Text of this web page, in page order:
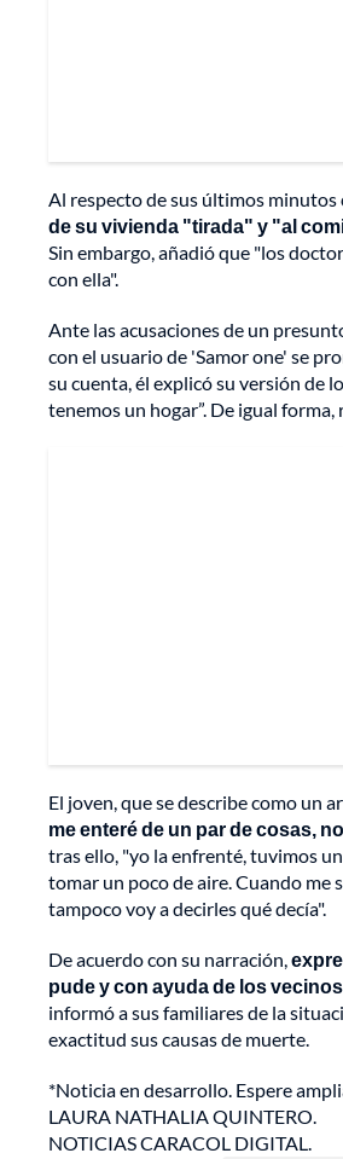
Al respecto de sus últimos minutos
de su vivienda "tirada" y "al
Sin embargo, añadió que "los
con ella".
Ante las acusaciones de un
con el usuario de 'Samor one' se
su cuenta, él explicó su versión de
tenemos un hogar”. De igual
El joven, que se describe como un
me enteré de un par de cosas,
tras ello, "yo la enfrenté, tuvimos
tomar un poco de aire. Cuando me
tampoco voy a decirles qué decía".
De acuerdo con su narración,
pude y con ayuda de los
informó a sus familiares de la
exactitud sus causas de muerte.
*Noticia en desarrollo. Espere
LAURA NATHALIA QUINTERO.
NOTICIAS CARACOL DIGITAL.